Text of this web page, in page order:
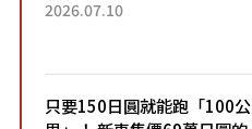
成為人氣車款！「養車成本真
2026.07.10
只要150日圓就能跑「100公